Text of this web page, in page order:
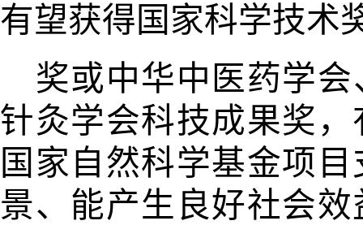
有望获得国家科学技术
奖或中华中医药学
针灸学会科技成果奖
国家自然科学基金项目
景、能产生良好社会效